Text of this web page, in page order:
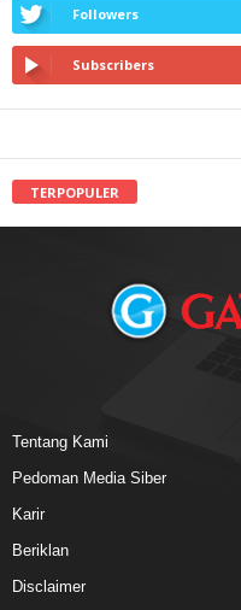
Followers
Subscribers
TERPOPULER
Tentang Kami
Pedoman Media Siber
Karir
Beriklan
Disclaimer